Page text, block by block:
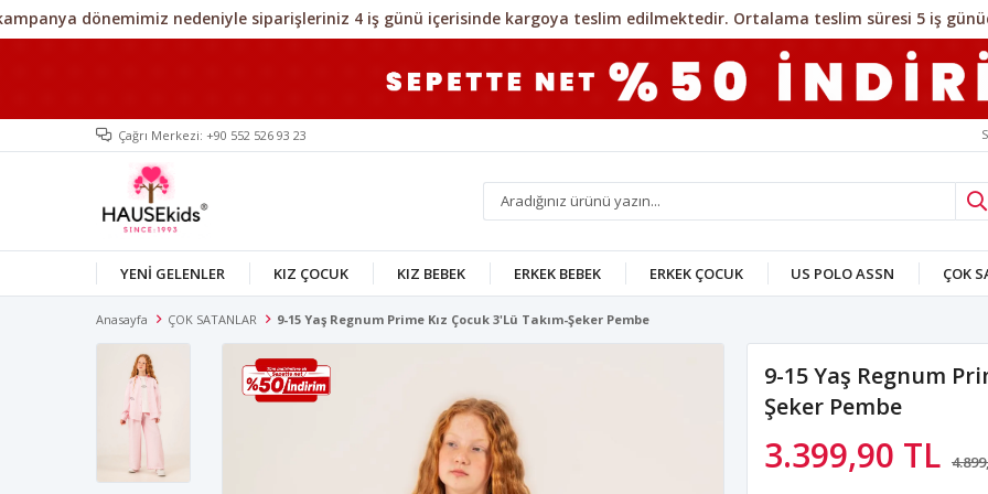
Çağrı Merkezi: +90 552 526 93 23
YENİ GELENLER KIZ ÇOCUK KIZ BEBEK ERKEK BEBEK ERKEK ÇOCUK US POLO ASSN ÇOK
Anasayfa ÇOK SATANLAR 9-15 Yaş Regnum Prime Kız Çocuk 3'Lü Takım-Şeker Pembe
9-15 Yaş Regnum
Şeker Pembe
3.399,90 TL